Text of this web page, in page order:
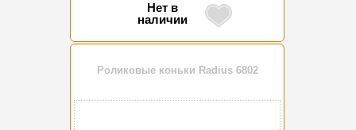
Нет в
наличии
Роликовые коньки Radius 6802